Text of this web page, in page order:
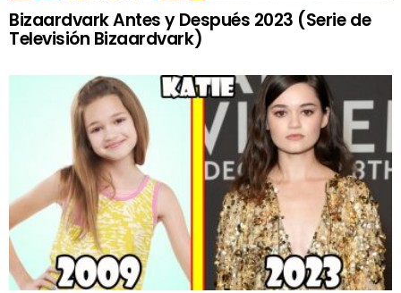
Bizaardvark Antes y Después 2023 (Serie de
Televisión Bizaardvark)